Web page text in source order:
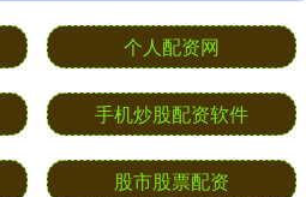
个人配资网
手机炒股配资软件
股市股票配资